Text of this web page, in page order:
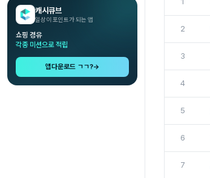
캐시큐브
일상이 포인트가 되는 앱
쇼핑 경유
각종 미션으로 적립
앱다운로드 ㄱㄱ?→
2
3
4
5
6
7